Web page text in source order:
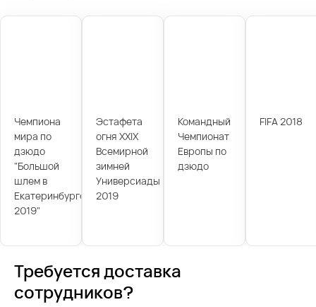
Чемпиона
мира по
дзюдо
"Большой
шлем в
Екатеринбурге
2019"
Эстафета
огня XXIX
Всемирной
зимней
Универсиады
2019
Командный
Чемпионат
Европы по
дзюдо
FIFA 2018
Требуется доставка
сотрудников?